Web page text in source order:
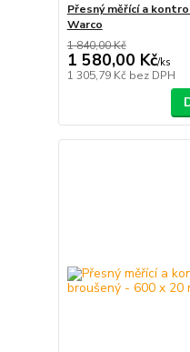
Přesný měřící a
Warco
1 840,00 Kč
1 580,00 Kč/ks
1 305,79 Kč bez DPH